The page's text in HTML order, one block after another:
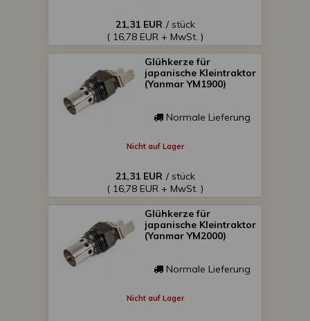
21,31 EUR / stück
( 16,78 EUR + MwSt. )
Glühkerze für
japanische Kleintraktor
(Yanmar YM1900)
Normale Lieferung
Nicht auf Lager
21,31 EUR / stück
( 16,78 EUR + MwSt. )
Glühkerze für
japanische Kleintraktor
(Yanmar YM2000)
Normale Lieferung
Nicht auf Lager